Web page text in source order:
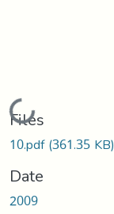
Loading...
Files
10.pdf(361.35 KB)
Date
2009